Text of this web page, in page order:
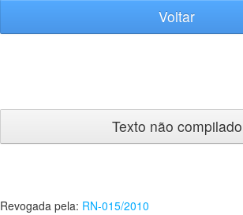
Voltar
Texto não compilado
Revogada pela: RN-015/2010